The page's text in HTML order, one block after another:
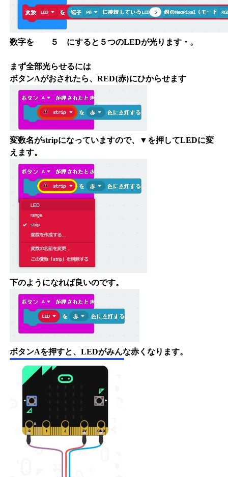
数字を ５ にすると５つのLEDが光ります・。
まず全部光らせるには
ボタンAがおされたら、RED{赤}にひからせます
変数名がstripになっていますので、▼を押してLEDに変
えます。
下のようになれば良いのです。
ボタンAを押すと、LEDがみんな赤くなります。